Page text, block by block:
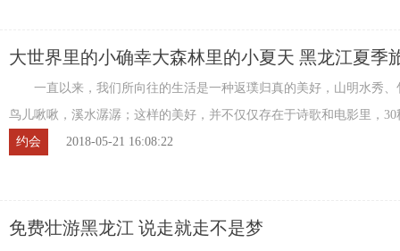
大世界里的小确幸大森林里的小夏天 黑龙江夏季
一直以来，我们所向往的生活是一种返璞归真的美好，山明水秀、
鸟儿啾啾，溪水潺潺；这样的美好，并不仅仅存在于诗歌和电影里，30
松窥见——近日，黑龙江省旅游委温情推出 ...
约会 2018-05-21 16:08:22
免费壮游黑龙江 说走就走不是梦